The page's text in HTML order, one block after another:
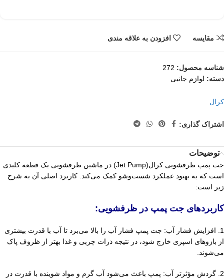
مقايسه افزودن به علاقه مندی
شناسه محصول: 272
دسته: لوازم جانبی
کرال
اشتراک گذاری:
توضیحات
جت پمپ ظرفشویی کرال(Jet Pump) در ماشین ظرفشویی یک قطعه کلیدی
است که به بهبود عملکرد شست‌وشو کمک می‌کند. کاربرد اصلی آن به شرح
زیر است:
کاربردهای جت پمپ در ظرفشویی:
1. افزایش فشار آب: جت پمپ فشار آب را بالا می‌برد تا آب با قدرت بیشتری
از بازوهای اسپری خارج شود، در نتیجه ذرات چربی و غذا بهتر از ظروف پاک
می‌شوند.
2. گردش مؤثرتر آب: پمپ باعث می‌شود آب گرم و مواد شوینده با قدرت در